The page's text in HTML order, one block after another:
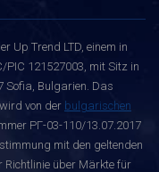
Up Trend LTD, einem in
PIC 121527003, mit Sitz in
Sofia, Bulgarien. Das
von der bulgarischen
РГ-03-110/13.07.2017
mit den geltenden
über Märkte für